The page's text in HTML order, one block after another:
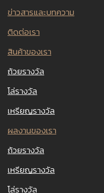
ข่าวสารและบทความ
ติดต่อเรา
สินค้าของเรา
ถ้วยรางวัล
โล่รางวัล
เหรียญรางวัล
ผลงานของเรา
ถ้วยรางวัล
เหรียญรางวัล
โล่รางวัล